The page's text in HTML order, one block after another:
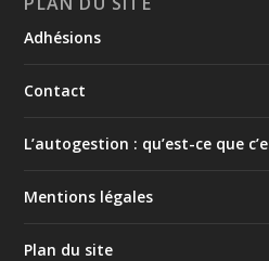
Adhésions
Contact
L’autogestion : qu’est-ce que
Mentions légales
Plan du site